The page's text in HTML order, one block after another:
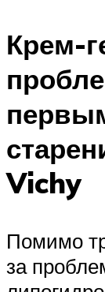
Крем-
Vichy
Помимо
за